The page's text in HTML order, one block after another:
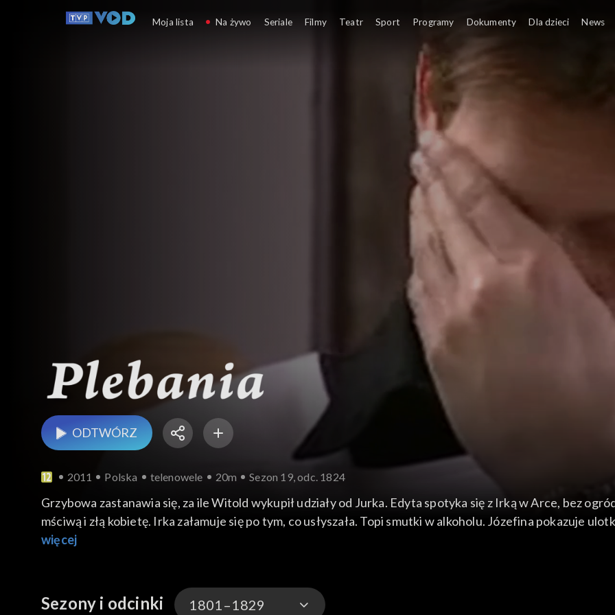
Plebania
ODTWÓRZ
2011 Polska telenowele 20m Sezon 19, odc. 1824
Grzybowa zastanawia się, za ile Witold wykupił udziały od Jurka. Edyta spotyka się z Irką w Arce, bez
mściwą i złą kobietę. Irka załamuje się po tym, co usłyszała. Topi smutki w alkoholu. Józefina pokazuje
zwolnionych z supermarketu. Anna szykuje się do szpitala na dalszy ciąg leczenia. Pawełek jest smutny, że
więcej
Sezony i odcinki 1801–1829
Moja lista Na żywo Seriale Filmy Teatr Sport Programy Dokumenty Dla dzieci News